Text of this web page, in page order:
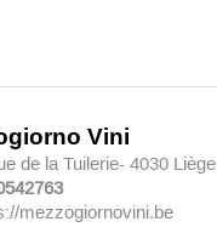
Vini
de la Tuilerie- 4030 Liège
mezzogiornovini.be